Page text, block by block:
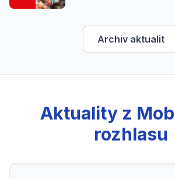
Archiv aktualit
Aktuality z
rozhlasu